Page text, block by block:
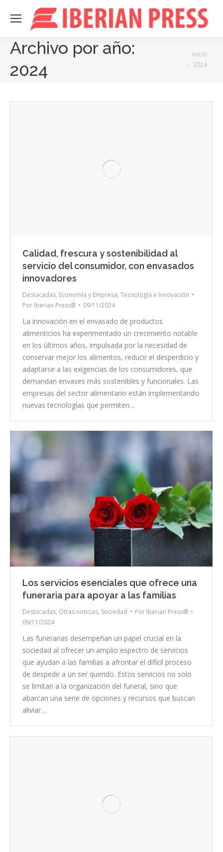
Archivo por año:
2024
Estás aquí:Inicio
2024
Calidad, frescura y sostenibilidad al
servicio del consumidor, con envasados
innovadores
Destacadas, Economía y Empresa, Tecnología e Innovación
Por Iberian Press® 09/11/2024
La innovación en el envasado de productos
alimenticios ha experimentado un crecimiento notable
en los últimos años, impulsada por la necesidad de
conservar mejor los alimentos, reducir el desperdicio y
adaptarse a las exigencias de los consumidores, que
demandan envases más sostenibles y funcionales. Las
empresas del sector alimentario están implementando
nuevas tecnologías que permiten…
Los servicios esenciales que ofrece una
funeraria para apoyar a las familias
Destacadas, Otras noticias, Sociedad Por Iberian Press®
09/11/2024
Las funerarias desempeñan un papel crucial en la
sociedad al ofrecer un amplio espectro de servicios
que ayudan a las familias a afrontar el difícil proceso
de despedir a un ser querido. Estos servicios no solo
se limitan a la organización del funeral, sino que
abarcan una serie de opciones y recursos que buscan
aliviar…